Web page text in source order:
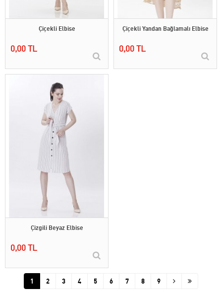
Çiçekli Elbise
0,00 TL
Çiçekli Yandan Bağlamalı Elbise
0,00 TL
Çizgili Beyaz Elbise
0,00 TL
1 2 3 4 5 6 7 8 9